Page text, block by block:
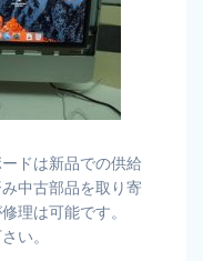
ドは新品での供給
中古部品を取り寄
理は可能です。
い。